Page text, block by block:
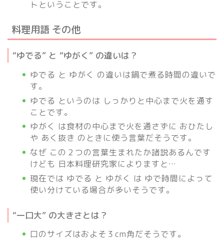
トということです。
料理用語 その他
“ゆでる” と “ゆがく” の違いは？
ゆでる と ゆがく の違いは鍋で煮る時間の違いで
す。
ゆでる というのは しっかりと中心まで火を通す
ことです。
ゆがく は食材の中心まで火を通さずに おひたし
や あく抜き のときに使う言葉だそうです。
なぜ この２つの言葉生まれたか諸説あるんです
けども 日本料理研究家によりますと…
現在では ゆでる と ゆがく は ゆで時間によって
使い分けている場合が多いそうです。
“一口大” の大きさとは？
口のサイズはおよそ３cm角だそうです。